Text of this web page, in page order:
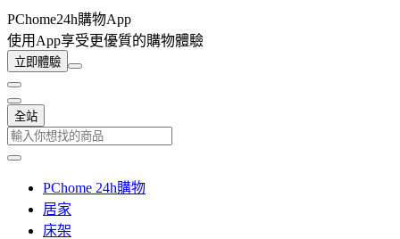
PChome24h購物App
使用App享受更優質的購物體驗
立即體驗
全站
PChome 24h購物
居家
床架